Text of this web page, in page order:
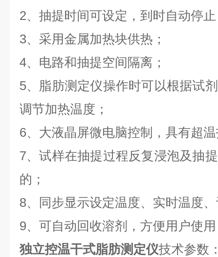
2、抽提时间可设定，到时自动停
3、采用金属加热块供热；
4、电路和抽提空间隔离；
5、脂肪测定仪操作时可以根据试
调节加热温度；
6、大液晶屏微电脑控制，具有超
7、试样在抽提过程反复浸泡及抽
的；
8、同步显示设定温度、实时温度
9、可自动回收溶剂，方便用户使
独立控温干式脂肪测定仪技术参数